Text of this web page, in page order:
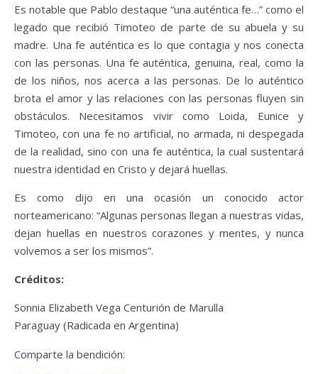
Es notable que Pablo destaque “una auténtica fe…” como el
legado que recibió Timoteo de parte de su abuela y su
madre. Una fe auténtica es lo que contagia y nos conecta
con las personas. Una fe auténtica, genuina, real, como la
de los niños, nos acerca a las personas. De lo auténtico
brota el amor y las relaciones con las personas fluyen sin
obstáculos. Necesitamos vivir como Loida, Eunice y
Timoteo, con una fe no artificial, no armada, ni despegada
de la realidad, sino con una fe auténtica, la cual sustentará
nuestra identidad en Cristo y dejará huellas.
Es como dijo en una ocasión un conocido actor
norteamericano: “Algunas personas llegan a nuestras vidas,
dejan huellas en nuestros corazones y mentes, y nunca
volvemos a ser los mismos”.
Créditos:
Sonnia Elizabeth Vega Centurión de Marulla
Paraguay (Radicada en Argentina)
Comparte la bendición: